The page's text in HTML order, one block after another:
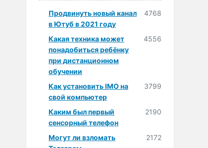
Продвинуть новый канал
в Ютуб в 2021 году
4768
Какая техника может
понадобиться ребёнку
при дистанционном
обучении
4556
Как установить IMO на
свой компьютер
3799
Каким был первый
сенсорный телефон
2190
Могут ли взломать
2172